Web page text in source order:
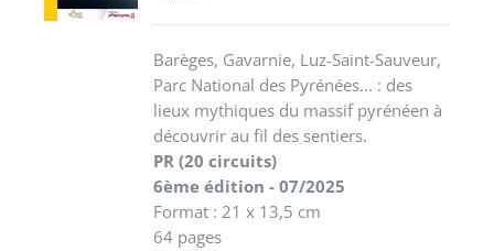
Barèges, Gavarnie, Luz-Saint-Sauveur,
Parc National des Pyrénées... : des
lieux mythiques du massif pyrénéen à
découvrir au fil des sentiers.
PR (20 circuits)
6ème édition - 07/2025
Format : 21 x 13,5 cm
64 pages